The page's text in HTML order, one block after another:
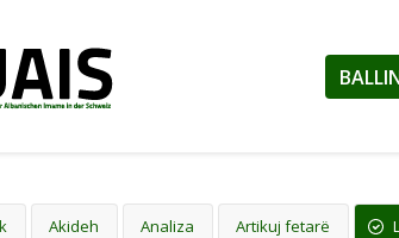
Akideh Analiza Artikuj fetarë